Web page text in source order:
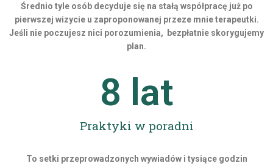
Średnio tyle osób decyduje się na stałą współpracę już po
pierwszej wizycie u zaproponowanej przeze mnie terapeutki.
Jeśli nie poczujesz nici porozumienia, bezpłatnie skorygujemy
plan.
Praktyki w poradni
8 lat
To setki przeprowadzonych wywiadów i tysiące godzin